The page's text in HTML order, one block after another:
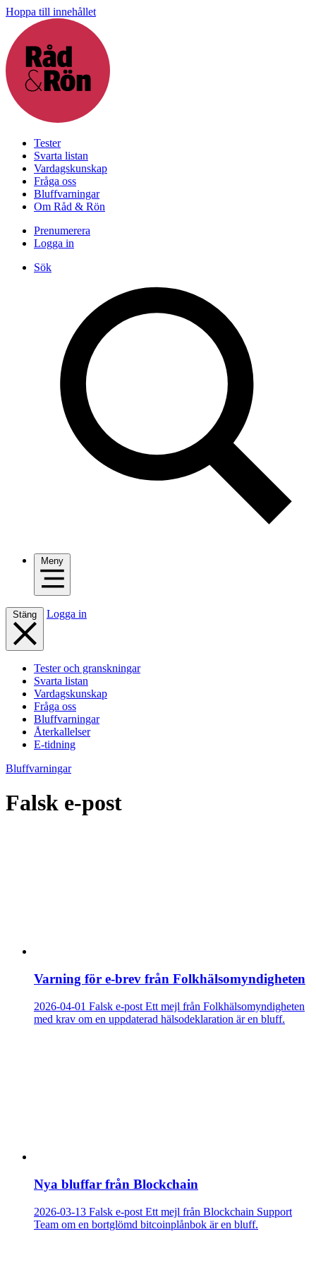
Hoppa till innehållet
Tester
Svarta listan
Vardagskunskap
Fråga oss
Bluffvarningar
Om Råd & Rön
Prenumerera
Logga in
Sök
Meny
Stäng Logga in
Tester och granskningar
Svarta listan
Vardagskunskap
Fråga oss
Bluffvarningar
Återkallelser
E-tidning
Bluffvarningar
Falsk e-post
Varning för e-brev från Folkhälsomyndigheten
2026-04-01 Falsk e-post Ett mejl från Folkhälsomyndigheten
med krav om en uppdaterad hälsodeklaration är en bluff.
Nya bluffar från Blockchain
2026-03-13 Falsk e-post Ett mejl från Blockchain Support
Team om en bortglömd bitcoinplånbok är en bluff.